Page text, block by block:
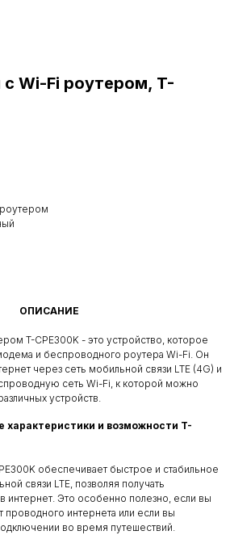
с Wi-Fi роутером, T-
ОПИСАНИЕ
T-CPE300K - это устройство, которое
и беспроводного роутера Wi-Fi. Он
через сеть мобильной связи LTE (4G) и
сеть Wi-Fi, к которой можно
устройств.
характеристики и возможности T-
обеспечивает быстрое и стабильное
связи LTE, позволяя получать
интернет. Это особенно полезно, если вы
проводного интернета или если вы
во время путешествий.